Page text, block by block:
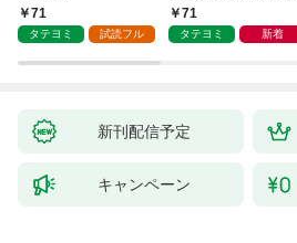
71
タテヨミ 試読フル
がられています
71
タテヨミ 新着
新刊配信予定
キャンペーン